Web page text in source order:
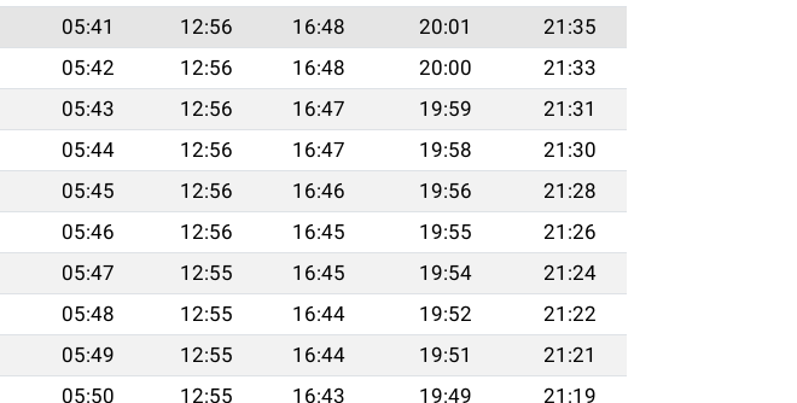
05:41 12:56 16:48 20:01
21:35
05:42 12:56 16:48 20:00
21:33
05:43 12:56 16:47 19:59
21:31
05:44 12:56 16:47 19:58
21:30
05:45 12:56 16:46 19:56
21:28
05:46 12:56 16:45 19:55
21:26
05:47 12:55 16:45 19:54
21:24
05:48 12:55 16:44 19:52
21:22
05:49 12:55 16:44 19:51
21:21
05:50 12:55 16:43 19:49
21:19